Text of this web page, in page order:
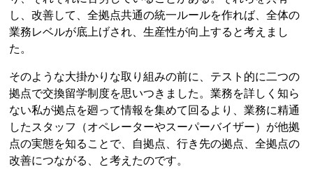
し、改善して、全拠点共通の統一ルールを作れば、全体の
業務レベルが底上げされ、生産性が向上すると考えまし
た。
そのような大掛かりな取り組みの前に、テスト的に二つの
拠点で交換留学制度を思いつきました。業務を詳しく知ら
ない私が拠点を廻って情報を集めて回るより、業務に精通
したスタッフ（オペレーターやスーパーバイザー）が他拠
点の実態を知ることで、自拠点、行き先の拠点、全拠点の
改善につながる、と考えたのです。